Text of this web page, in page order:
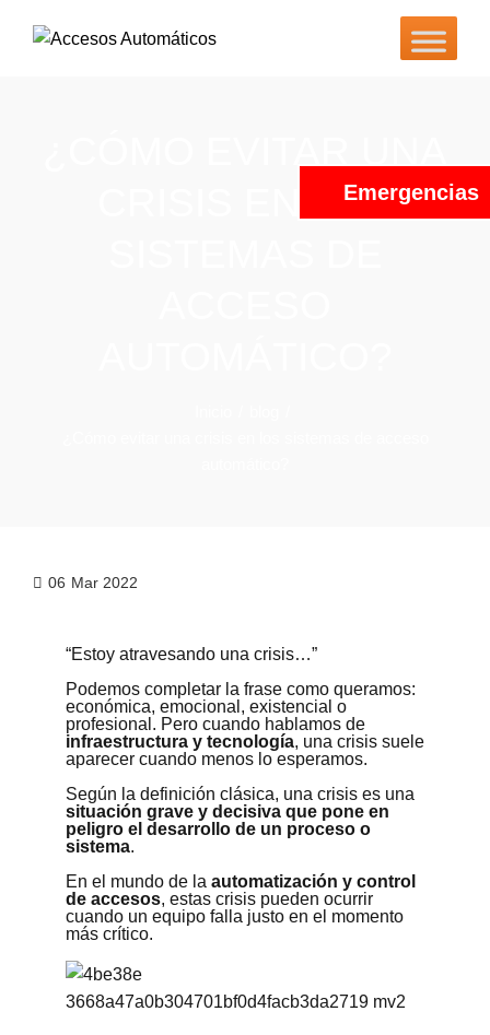
CRISIS EN LOS
06 Mar 2022
“Estoy atravesando una crisis…”
Podemos completar la frase como queramos:
económica, emocional, existencial o
profesional. Pero cuando hablamos de
infraestructura y tecnología, una crisis suele
aparecer cuando menos lo esperamos.
Según la definición clásica, una crisis es una
situación grave y decisiva que pone en
peligro el desarrollo de un proceso o
sistema.
En el mundo de la automatización y control
de accesos, estas crisis pueden ocurrir
cuando un equipo falla justo en el momento
más crítico.
Emergencias